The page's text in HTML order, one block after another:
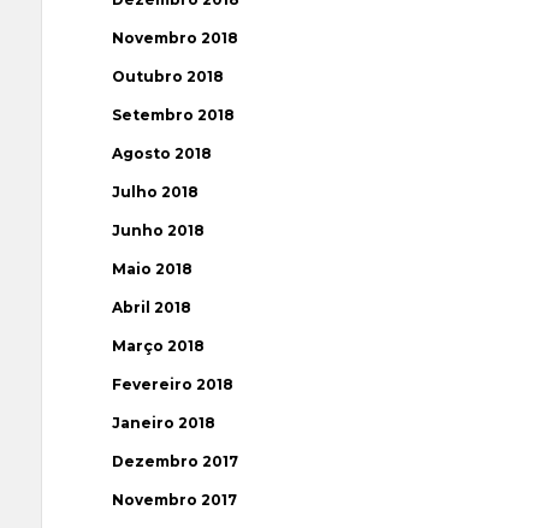
Novembro 2018
Outubro 2018
Setembro 2018
Agosto 2018
Julho 2018
Junho 2018
Maio 2018
Abril 2018
Março 2018
Fevereiro 2018
Janeiro 2018
Dezembro 2017
Novembro 2017